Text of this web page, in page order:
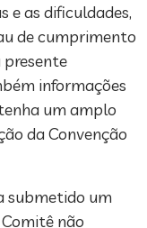
e as dificuldades,
de cumprimento
presente
informações
um amplo
da Convenção
submetido um
não